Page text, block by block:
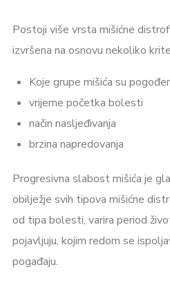
Postoji više vrsta mišićne
izvršena na osnovu nekoliko
Koje grupe mišića su
vrijeme početka bolesti
način nasljeđivanja
brzina napredovanja
Progresivna slabost mišića je
obilježje svih tipova mišićne
od tipa bolesti, varira period
pojavljuju, kojim redom se
pogađaju.